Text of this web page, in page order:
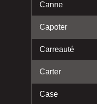
Canne
Capoter
Carreauté
Carter
Case